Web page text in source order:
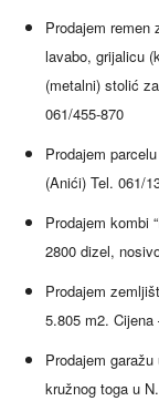
Prodajem remen
lavabo, grijalicu
(metalni) stolić
061/455-870
Prodajem
(Anići) Tel. 061/
Prodajem kombi
2800 dizel,
Prodajem
5.805 m2.
Prodajem
kružnog toga u